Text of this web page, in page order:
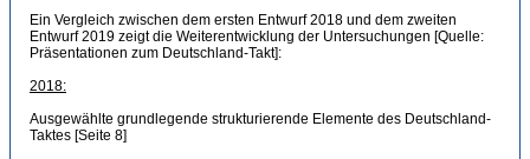
Ein Vergleich zwischen dem ersten Entwurf 2018 und dem zweiten
Entwurf 2019 zeigt die Weiterentwicklung der Untersuchungen [Quelle:
Präsentationen zum Deutschland-Takt]:
2018:
Ausgewählte grundlegende strukturierende Elemente des Deutschland-
Taktes [Seite 8]